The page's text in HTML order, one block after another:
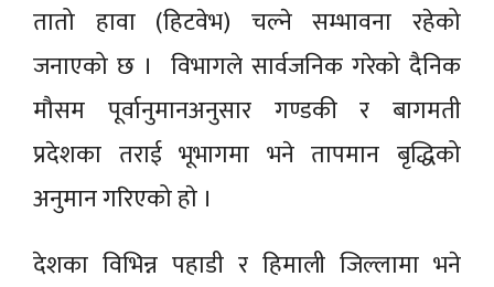
तातो हावा (हिटवेभ) चल्ने सम्भावना रहेको
जनाएको छ । विभागले सार्वजनिक गरेको दैनिक
मौसम पूर्वानुमानअनुसार गण्डकी र बागमती
प्रदेशका तराई भूभागमा भने तापमान बृद्धिको
अनुमान गरिएको हाे ।
देशका विभिन्न पहाडी र हिमाली जिल्लामा भने